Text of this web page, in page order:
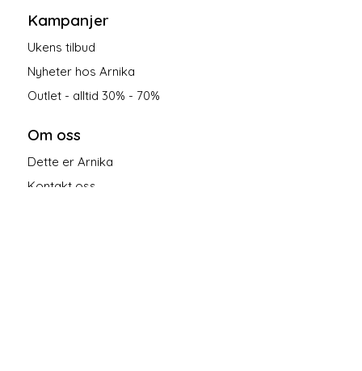
Kampanjer
Ukens tilbud
Nyheter hos Arnika
Outlet - alltid 30% - 70%
Om oss
Dette er Arnika
Kontakt oss